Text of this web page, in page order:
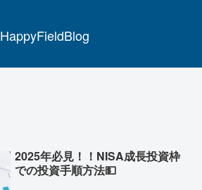
HappyFieldBlog
2025年必見！！NISA成長投資枠
での投資手順方法💵